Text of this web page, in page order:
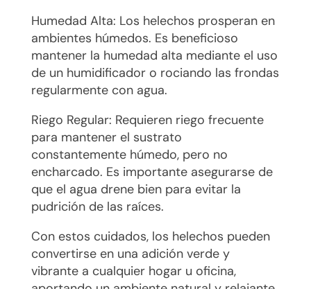
Humedad Alta: Los helechos prosperan en
ambientes húmedos. Es beneficioso
mantener la humedad alta mediante el uso
de un humidificador o rociando las frondas
regularmente con agua.
Riego Regular: Requieren riego frecuente
para mantener el sustrato
constantemente húmedo, pero no
encharcado. Es importante asegurarse de
que el agua drene bien para evitar la
pudrición de las raíces.
Con estos cuidados, los helechos pueden
convertirse en una adición verde y
vibrante a cualquier hogar u oficina,